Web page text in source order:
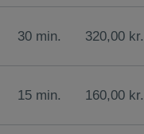
30 min. 320,00 kr.
15 min. 160,00 kr.